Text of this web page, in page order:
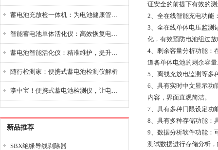
蓄电池充放检一体机：为电池健康管理提供一站式解决方案
智能蓄电池单体活化仪：高效恢复电池性能，延长蓄电池使用寿命
蓄电池智能活化仪：精准维护，提升电池健康状态
随行检测家：便携式蓄电池检测仪解析
掌中宝！便携式蓄电池检测仪，让电池检测变得简单又快捷！
新品推荐
SBX绝缘导线剥除器
证安全的前提下有效的
2、全在线智能充电功能
3、全在线单体电压监测
化，有效预防电池组过
4、剩余容量分析功能：
道各单体电池的剩余容
5、离线充放电监测等多
6、具有实时中文显示功
内容，界面直观简洁。
7、具有多种门限设定功
8、具有多种存储功能：
9、数据分析软件功能：
测试数据进行存储分析